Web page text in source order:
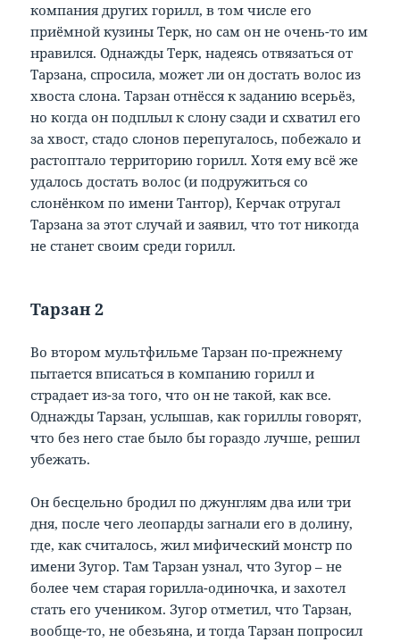
компания других горилл, в том числе его
приёмной кузины Терк, но сам он не очень-то им
нравился. Однажды Терк, надеясь отвязаться от
Тарзана, спросила, может ли он достать волос из
хвоста слона. Тарзан отнёсся к заданию всерьёз,
но когда он подплыл к слону сзади и схватил его
за хвост, стадо слонов перепугалось, побежало и
растоптало территорию горилл. Хотя ему всё же
удалось достать волос (и подружиться со
слонёнком по имени Тантор), Керчак отругал
Тарзана за этот случай и заявил, что тот никогда
не станет своим среди горилл.
Тарзан 2
Во втором мультфильме Тарзан по-прежнему
пытается вписаться в компанию горилл и
страдает из-за того, что он не такой, как все.
Однажды Тарзан, услышав, как гориллы говорят,
что без него стае было бы гораздо лучше, решил
убежать.
Он бесцельно бродил по джунглям два или три
дня, после чего леопарды загнали его в долину,
где, как считалось, жил мифический монстр по
имени Зугор. Там Тарзан узнал, что Зугор – не
более чем старая горилла-одиночка, и захотел
стать его учеником. Зугор отметил, что Тарзан,
вообще-то, не обезьяна, и тогда Тарзан попросил